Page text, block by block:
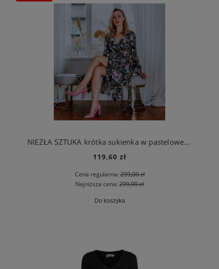
NIEZŁA SZTUKA krótka sukienka w pastelowe kwiaty
119,60 zł
Cena regularna:299,00 zł
Najniższa cena: 299,00 zł
Do koszyka